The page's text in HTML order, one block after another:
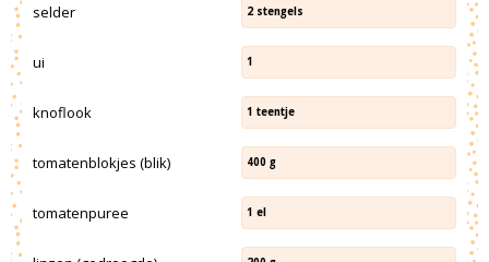
selder 2 stengels
ui 1
knoflook 1 teentje
tomatenblokjes (blik) 400 g
tomatenpuree 1 el